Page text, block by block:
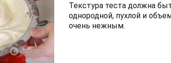
Текстура теста должна
однородной, пухлой и
очень нежным.